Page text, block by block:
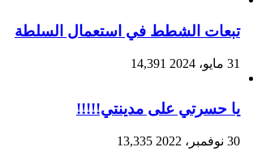
تبعات الشطط في استعمال السلطة
31 مايو، 2024 14,391
يا حسرتي على مدينتي!!!!!
30 نوفمبر، 2022 13,335